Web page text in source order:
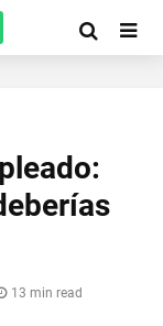
13 min read